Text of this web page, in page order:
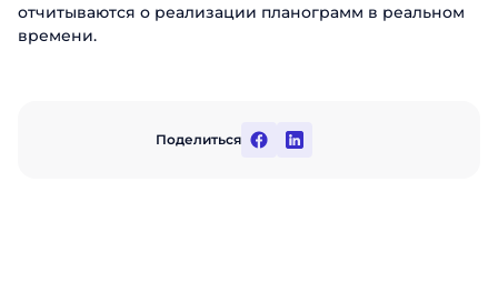
отчитываются о реализации планограмм в реальном
времени.
Поделиться